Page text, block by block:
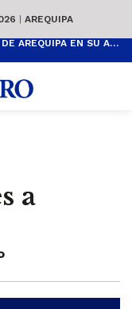
| AREQUIPA
ACTIVIDADES GRATUITAS PARA DISFRUTAR DE AREQUIPA EN SU ANIVERSARIO
a